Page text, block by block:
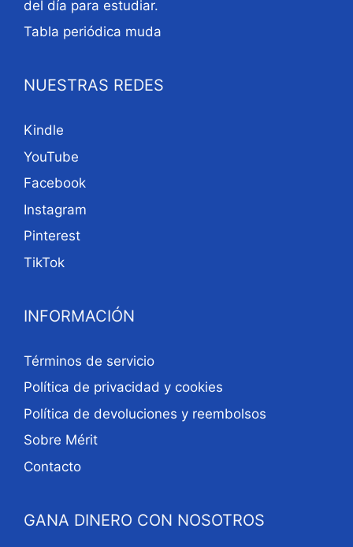
del día para estudiar.
Tabla periódica muda
NUESTRAS REDES
Kindle
YouTube
Facebook
Instagram
Pinterest
TikTok
INFORMACIÓN
Términos de servicio
Política de privacidad y cookies
Política de devoluciones y reembolsos
Sobre Mérit
Contacto
GANA DINERO CON NOSOTROS